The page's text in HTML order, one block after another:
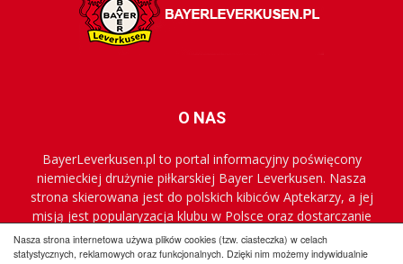
Nasza strona internetowa używa plików cookies (tzw. ciasteczka) w celach
statystycznych, reklamowych oraz funkcjonalnych. Dzięki nim możemy indywidualnie
O NAS
BayerLeverkusen.pl to portal informacyjny poświęcony
niemieckiej drużynie piłkarskiej Bayer Leverkusen. Nasza
strona skierowana jest do polskich kibiców Aptekarzy, a jej
misją jest popularyzacja klubu w Polsce oraz dostarczanie
najnowszych informacji.